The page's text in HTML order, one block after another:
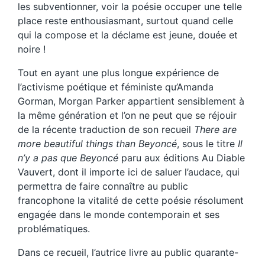
les subventionner, voir la poésie occuper une telle
place reste enthousiasmant, surtout quand celle
qui la compose et la déclame est jeune, douée et
noire !
Tout en ayant une plus longue expérience de
l’activisme poétique et féministe qu’Amanda
Gorman, Morgan Parker appartient sensiblement à
la même génération et l’on ne peut que se réjouir
de la récente traduction de son recueil There are
more beautiful things than Beyoncé, sous le titre Il
n’y a pas que Beyoncé paru aux éditions Au Diable
Vauvert, dont il importe ici de saluer l’audace, qui
permettra de faire connaître au public
francophone la vitalité de cette poésie résolument
engagée dans le monde contemporain et ses
problématiques.
Dans ce recueil, l’autrice livre au public quarante-